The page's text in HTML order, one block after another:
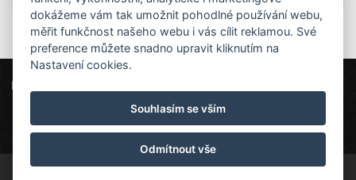
info@penzionherbertov.cz +420 770 110 186
dokážeme vám tak umožnit pohodlné používání webu,
měřit funkčnost našeho webu i vás cílit reklamou. Své
preference můžete snadno upravit kliknutím na
Nastavení cookies.
Souhlasím se vším
Odmítnout vše